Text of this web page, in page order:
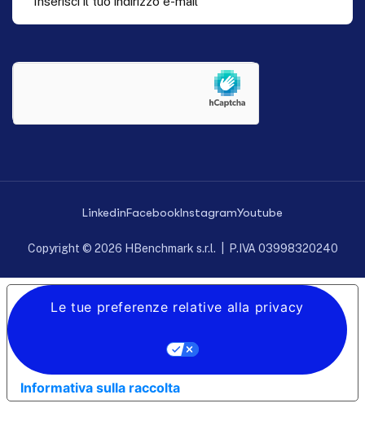
LinkedinFacebookInstagramYoutube
Copyright © 2026 HBenchmark s.r.l. | P.IVA 03998320240
Informativa sulla raccolta
Le tue preferenze relative alla privacy